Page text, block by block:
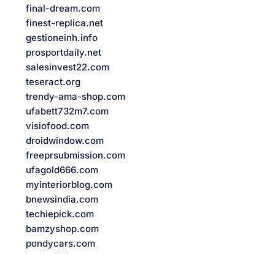
final-dream.com
finest-replica.net
gestioneinh.info
prosportdaily.net
salesinvest22.com
teseract.org
trendy-ama-shop.com
ufabett732m7.com
visiofood.com
droidwindow.com
freeprsubmission.com
ufagold666.com
myinteriorblog.com
bnewsindia.com
techiepick.com
bamzyshop.com
pondycars.com